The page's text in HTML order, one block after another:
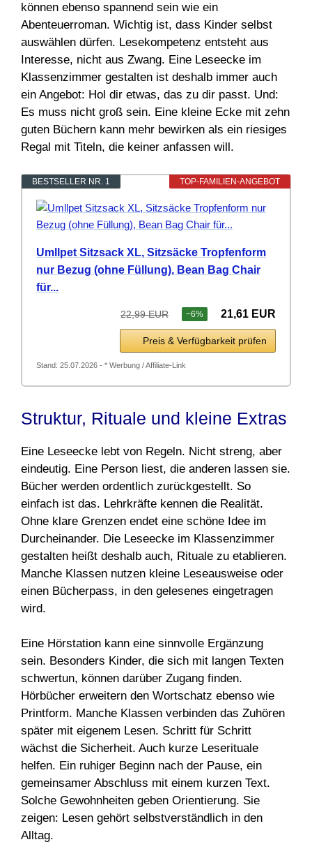
können ebenso spannend sein wie ein
Abenteuerroman. Wichtig ist, dass Kinder selbst
auswählen dürfen. Lesekompetenz entsteht aus
Interesse, nicht aus Zwang. Eine Leseecke im
Klassenzimmer gestalten ist deshalb immer auch
ein Angebot: Hol dir etwas, das zu dir passt. Und:
Es muss nicht groß sein. Eine kleine Ecke mit zehn
guten Büchern kann mehr bewirken als ein riesiges
Regal mit Titeln, die keiner anfassen will.
TOP-FAMILIEN-ANGEBOT
BESTSELLER NR. 1
Umllpet Sitzsack XL, Sitzsäcke Tropfenform
nur Bezug (ohne Füllung), Bean Bag Chair
für...
22,99 EUR −6% 21,61 EUR
Preis & Verfügbarkeit prüfen
Stand: 25.07.2026 - * Werbung / Affiliate-Link
Struktur, Rituale und kleine Extras
Eine Leseecke lebt von Regeln. Nicht streng, aber
eindeutig. Eine Person liest, die anderen lassen sie.
Bücher werden ordentlich zurückgestellt. So
einfach ist das. Lehrkräfte kennen die Realität.
Ohne klare Grenzen endet eine schöne Idee im
Durcheinander. Die Leseecke im Klassenzimmer
gestalten heißt deshalb auch, Rituale zu etablieren.
Manche Klassen nutzen kleine Leseausweise oder
einen Bücherpass, in den gelesenes eingetragen
wird.
Eine Hörstation kann eine sinnvolle Ergänzung
sein. Besonders Kinder, die sich mit langen Texten
schwertun, können darüber Zugang finden.
Hörbücher erweitern den Wortschatz ebenso wie
Printform. Manche Klassen verbinden das Zuhören
später mit eigenem Lesen. Schritt für Schritt
wächst die Sicherheit. Auch kurze Leserituale
helfen. Ein ruhiger Beginn nach der Pause, ein
gemeinsamer Abschluss mit einem kurzen Text.
Solche Gewohnheiten geben Orientierung. Sie
zeigen: Lesen gehört selbstverständlich in den
Alltag.